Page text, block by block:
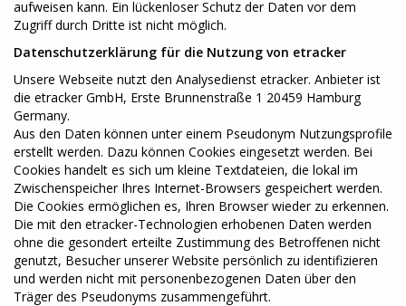
aufweisen kann. Ein lückenloser Schutz der Daten vor dem
Zugriff durch Dritte ist nicht möglich.
Datenschutzerklärung für die Nutzung von etracker
Unsere Webseite nutzt den Analysedienst etracker. Anbieter ist
die etracker GmbH, Erste Brunnenstraße 1 20459 Hamburg
Germany.
Aus den Daten können unter einem Pseudonym Nutzungsprofile
erstellt werden. Dazu können Cookies eingesetzt werden. Bei
Cookies handelt es sich um kleine Textdateien, die lokal im
Zwischenspeicher Ihres Internet-Browsers gespeichert werden.
Die Cookies ermöglichen es, Ihren Browser wieder zu erkennen.
Die mit den etracker-Technologien erhobenen Daten werden
ohne die gesondert erteilte Zustimmung des Betroffenen nicht
genutzt, Besucher unserer Website persönlich zu identifizieren
und werden nicht mit personenbezogenen Daten über den
Träger des Pseudonyms zusammengeführt.